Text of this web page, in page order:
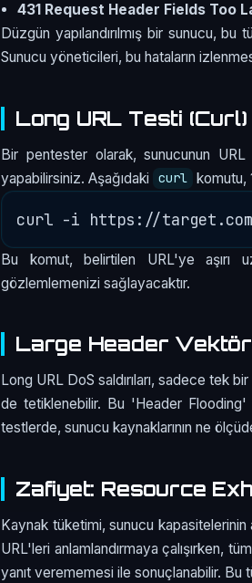
431 Request Header Fields Too
Düzgün yapılandırılmış bir sunucu,
Sunucu yöneticileri, bu hataların
Long URL Testi (Curl)
Bir pentester olarak, sunucunun URL
yapabilirsiniz. Aşağıdaki
curl komutu,
Bu komut, belirtilen URL'ye aşırı
gözlemlemenizi sağlayacaktır.
Large Header
Long URL DoS saldırıları, sadece tek
de tetiklenebilir. Bu 'Header Flooding'
testlerde, sunucu kaynaklarının ne
Zafiyet: Resource
Kaynak tüketimi, sunucu kapasitelerinin
URL'leri anlamlandırmaya çalışırken,
yanıt verememesi ile sonuçlanabilir.